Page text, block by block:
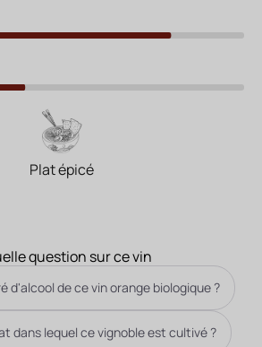
Plat épicé
question sur ce vin
d'alcool de ce vin orange biologique ?
dans lequel ce vignoble est cultivé ?